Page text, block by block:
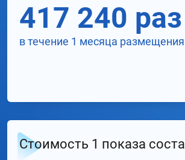
417 240 раз
в течение 1 месяца размещения
Стоимость 1 показа